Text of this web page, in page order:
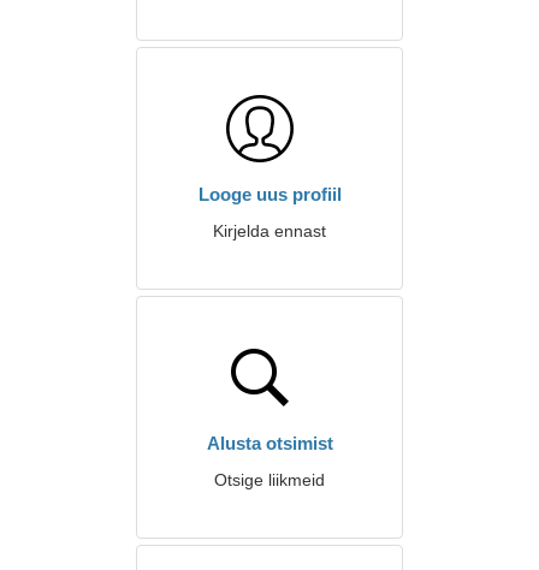
Looge uus profiil
Kirjelda ennast
Alusta otsimist
Otsige liikmeid